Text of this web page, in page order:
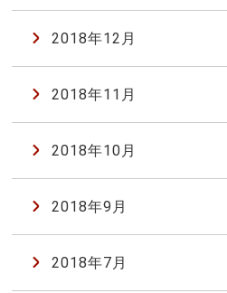
2018年12月
2018年11月
2018年10月
2018年9月
2018年7月